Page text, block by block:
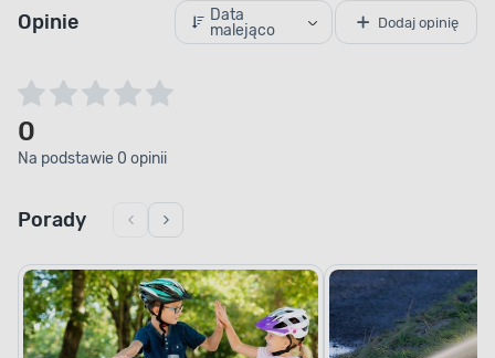
Opinie
Data
malejąco
Dodaj opinię
0
Na podstawie 0 opinii
Porady